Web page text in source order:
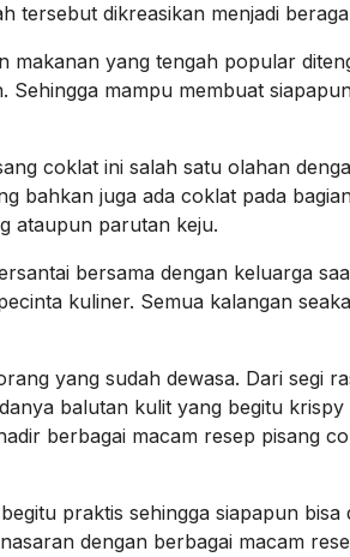
tersebut dikreasikan menjadi
makanan yang tengah popular
Sehingga mampu membuat
coklat ini salah satu olahan
bahkan juga ada coklat pada
ataupun parutan keju.
bersama dengan keluarga
kuliner. Semua kalangan
yang sudah dewasa. Dari segi
balutan kulit yang begitu
berbagai macam resep pisang
praktis sehingga siapapun
dengan berbagai macam